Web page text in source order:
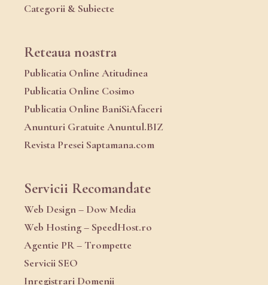
Categorii & Subiecte
Reteaua noastra
Publicatia Online Atitudinea
Publicatia Online Cosimo
Publicatia Online BaniSiAfaceri
Anunturi Gratuite Anuntul.BIZ
Revista Presei Saptamana.com
Servicii Recomandate
Web Design – Dow Media
Web Hosting – SpeedHost.ro
Agentie PR – Trompette
Servicii SEO
Inregistrari Domenii